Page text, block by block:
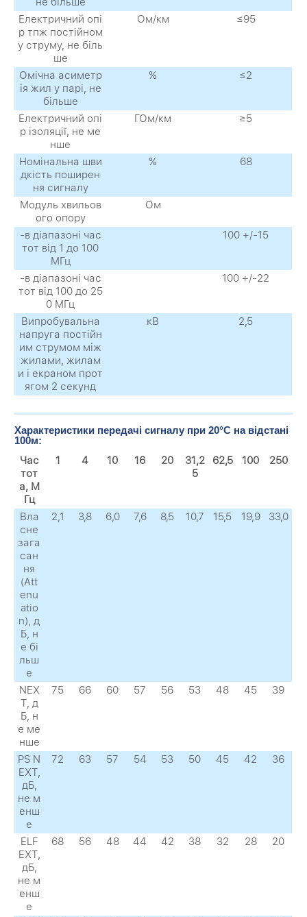
Електричний опі
р тпж постійном
у струму, не біль
ше
Ом/км ≤95
Омічна асиметр
ія жил у парі, не
більше
% ≤2
Електричний опі
р ізоляції, не ме
нше
ГОм/км ≥5
Номінальна шви
дкість поширен
ня сигналу
% 68
Модуль хвильов
ого опору
Ом
-в діапазоні час
тот від 1 до 100
МГц
100 +/-15
-в діапазоні час
тот від 100 до 25
0 МГц
100 +/-22
Випробувальна
напруга постійн
им струмом між
жилами, жилам
и і екраном прот
ягом 2 секунд
кВ 2,5
Характеристики передачі сигналу при 20°C на відстані
100м:
Час
тот
а, М
Гц
1 4 10 16 20
31,2
5
62,5 100 250
Вла
сне
зага
сан
ня
(Att
enu
atio
n), д
Б, н
е бі
льш
е
2,1 3,8 6,0 7,6 8,5 10,7 15,5 19,9 33,0
NEX
Т, д
Б, н
е ме
нше
75 66 60 57 56 53 48 45 39
PS N
EXТ,
дБ,
не м
енш
е
72 63 57 54 53 50 45 42 36
ELF
EXТ,
дБ,
не м
енш
е
68 56 48 44 42 38 32 28 20